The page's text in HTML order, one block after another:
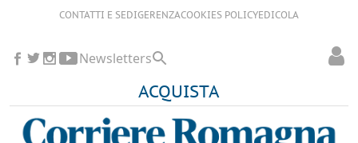
CONTATTI E SEDIGERENZACOOKIES POLICYEDICOLA
ACQUISTA
Newsletters